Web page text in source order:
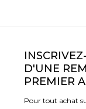
D'UNE
PREMIER
Pour tout achat